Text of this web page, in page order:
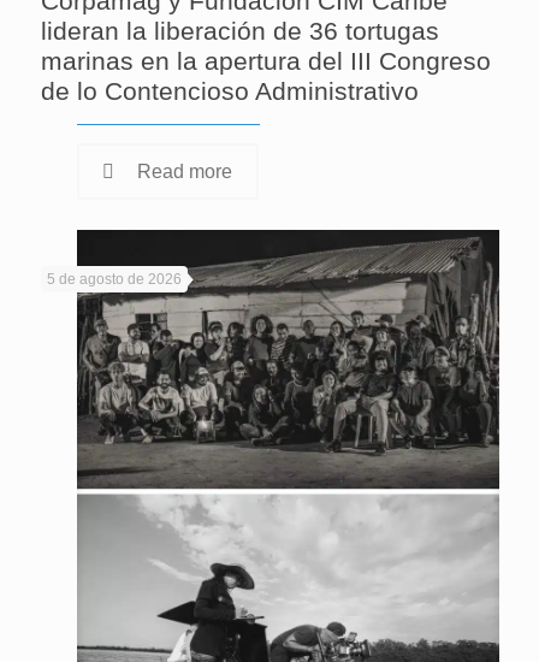
lideran la liberación de 36 tortugas
marinas en la apertura del III Congreso
de lo Contencioso Administrativo
Read more
5 de agosto de 2026